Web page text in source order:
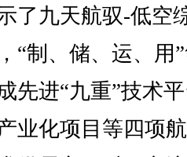
九天航驭-低空
“制、储、运、用
先进“九重”技术
业化项目等四项